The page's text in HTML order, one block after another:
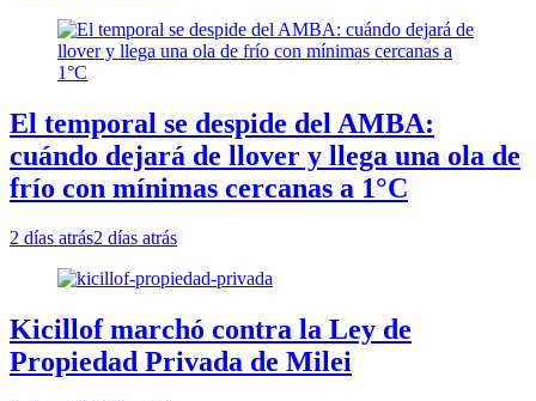
El temporal se despide del AMBA:
cuándo dejará de llover y llega una ola de
frío con mínimas cercanas a 1°C
2 días atrás2 días atrás
Kicillof marchó contra la Ley de
Propiedad Privada de Milei